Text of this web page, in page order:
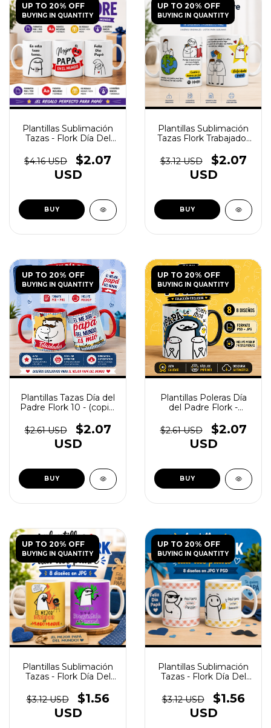
UP TO 20% OFF
BUYING IN QUANTITY
Plantillas Sublimación
Tazas - Flork Día Del
$4.16 USD
$2.07
USD
UP TO 20% OFF
BUYING IN QUANTITY
Plantillas Sublimación
Tazas Flork Trabajador
$3.12 USD
$2.07
USD
UP TO 20% OFF
BUYING IN QUANTITY
Plantillas Tazas Día del
Padre Flork 10 - (copia)
$2.61 USD
$2.07
USD
UP TO 20% OFF
BUYING IN QUANTITY
Plantillas Poleras Día
del Padre Flork -
$2.61 USD
$2.07
USD
UP TO 20% OFF
BUYING IN QUANTITY
Plantillas Sublimación
Tazas - Flork Día Del
(copia) - (copia) -
(copia) - (copia) -
(copia)
$3.12 USD
$1.56
USD
UP TO 20% OFF
BUYING IN QUANTITY
Plantillas Sublimación
Tazas - Flork Día Del
(copia) - (copia) -
(copia) - (copia)
$3.12 USD
$1.56
USD